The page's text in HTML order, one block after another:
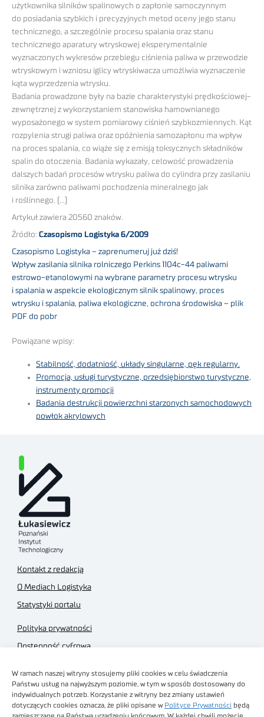
W ramach naszej witryny stosujemy pliki cookies w celu świadczenia
Państwu usług na najwyższym poziomie, w tym w sposób dostosowany do
indywidualnych potrzeb. Korzystanie z witryny bez zmiany ustawień
dotyczących cookies oznacza, że pliki opisane w Polityce Prywatności będą
użytkownika silników spalinowych o zapłonie samoczynnym
do posiadania szybkich i precyzyjnych metod oceny jego stanu
technicznego, a szczególnie procesu spalania oraz stanu
technicznego aparatury wtryskowej eksperymentalnie
wyznaczonych wykresów przebiegu ciśnienia paliwa w przewodzie
wtryskowym i wzniosu iglicy wtryskiwacza umożliwia wyznaczenie
kąta wyprzedzenia wtrysku.
Badania prowadzone były na bazie charakterystyki prędkościowej-
zewnętrznej z wykorzystaniem stanowiska hamownianego
wyposażonego w system pomiarowy ciśnień szybkozmiennych. Kąt
rozpylenia strugi paliwa oraz opóźnienia samozapłonu ma wpływ
na proces spalania, co wiąże się z emisją toksycznych składników
spalin do otoczenia. Badania wykazały, celowość prowadzenia
dalszych badań procesów wtrysku paliwa do cylindra przy zasilaniu
silnika zarówno paliwami pochodzenia mineralnego jak
i roślinnego. (…)
Artykuł zawiera 20560 znaków.
Źródło: Czasopismo Logistyka 6/2009
Czasopismo Logistyka – zaprenumeruj już dziś!
Wpływ zasilania silnika rolniczego Perkins 1104c-44 paliwami
estrowo-etanolowymi na wybrane parametry procesu wtrysku
i spalania w aspekcie ekologicznym silnik spalinowy, proces
wtrysku i spalania, paliwa ekologiczne, ochrona środowiska – plik
PDF do pobr
Powiązane wpisy:
Stabilność, dodatniość, układy singularne, pęk regularny.
Promocja, usługi turystyczne, przedsiębiorstwo turystyczne,
instrumenty promocji
Badania destrukcji powierzchni starzonych samochodowych
powłok akrylowych
Kontakt z redakcją
O Mediach Logistyka
Statystyki portalu
Polityka prywatności
Dostępność cyfrowa
Regulamin sklepu